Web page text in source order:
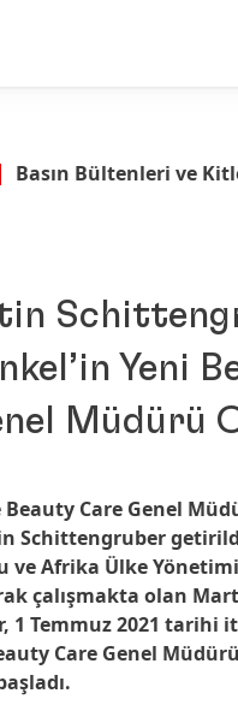
Basın Bültenleri ve
Yeni
Müdürü
Beauty Care Genel
Schittengruber
ve Afrika Ülke
çalışmakta olan
1 Temmuz 2021 tarihi
Care Genel